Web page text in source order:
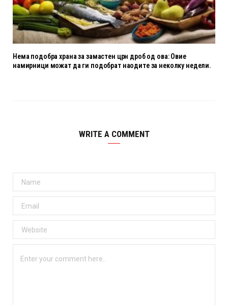
Нема подобра храна за замастен црн дроб од ова: Овие
намирници можат да ги подобрат наодите за неколку недели.
WRITE A COMMENT